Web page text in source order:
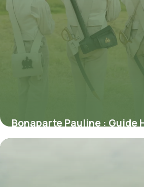
Bonaparte Pauline : Guide
1 juin 2026